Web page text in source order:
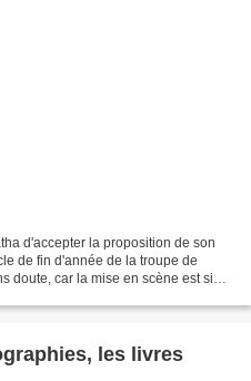
d'accepter la proposition de son
de fin d'année de la troupe de
doute, car la mise en scène est si
les livres